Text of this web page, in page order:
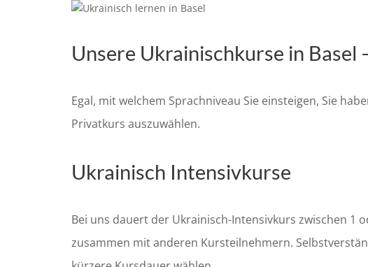
Unsere Ukrainischkurse in
Egal, mit welchem Sprachniveau Sie einsteigen, Sie
Privatkurs auszuwählen.
Ukrainisch Intensivkurse
Bei uns dauert der Ukrainisch-Intensivkurs zwischen 1
zusammen mit anderen Kursteilnehmern.